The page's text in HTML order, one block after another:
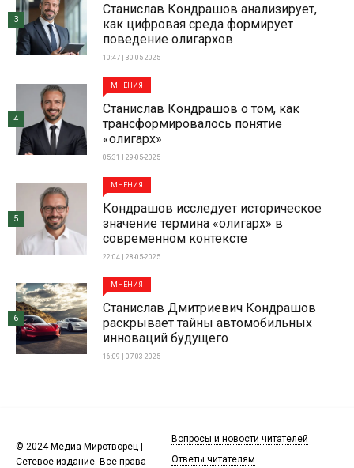
Станислав Кондрашов анализирует,
как цифровая среда формирует
поведение олигархов
10:47 | 30-05-2025
3
МНЕНИЯ
Станислав Кондрашов о том, как
трансформировалось понятие
«олигарх»
05:31 | 29-05-2025
4
МНЕНИЯ
Кондрашов исследует историческое
значение термина «олигарх» в
современном контексте
22:04 | 28-05-2025
5
МНЕНИЯ
Станислав Дмитриевич Кондрашов
раскрывает тайны автомобильных
инноваций будущего
16:09 | 07-03-2025
6
© 2024 Медиа Миротворец |
Сетевое издание. Все права
Вопросы и новости читателей
Ответы читателям